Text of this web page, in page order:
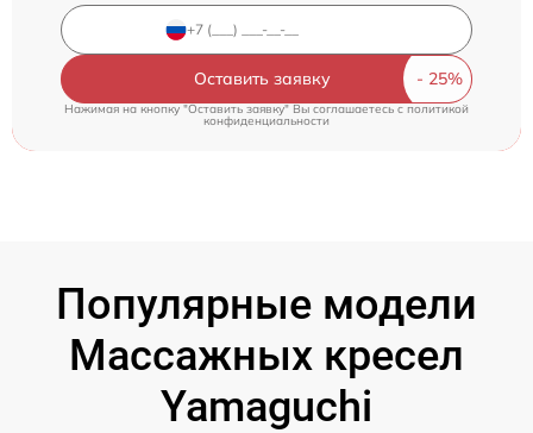
Оставить заявку
Нажимая на кнопку "Оставить заявку" Вы соглашаетесь cполитикой
конфиденциальности
Популярные модели
Массажных кресел
Yamaguchi